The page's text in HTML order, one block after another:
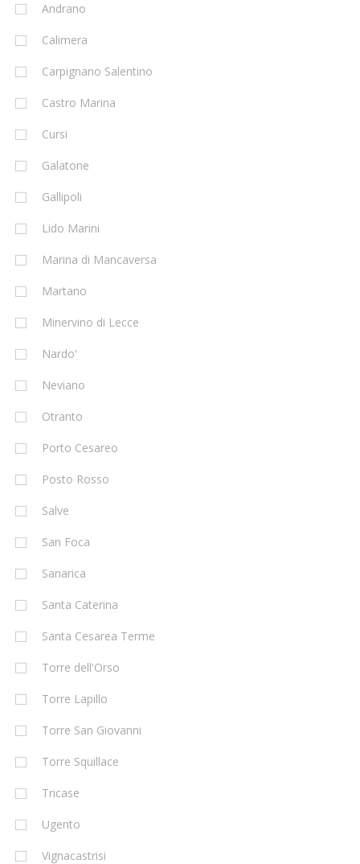
Andrano
Calimera
Carpignano Salentino
Castro Marina
Cursi
Galatone
Gallipoli
Lido Marini
Marina di Mancaversa
Martano
Minervino di Lecce
Nardo'
Neviano
Otranto
Porto Cesareo
Posto Rosso
Salve
San Foca
Sanarica
Santa Caterina
Santa Cesarea Terme
Torre dell'Orso
Torre Lapillo
Torre San Giovanni
Torre Squillace
Tricase
Ugento
Vignacastrisi